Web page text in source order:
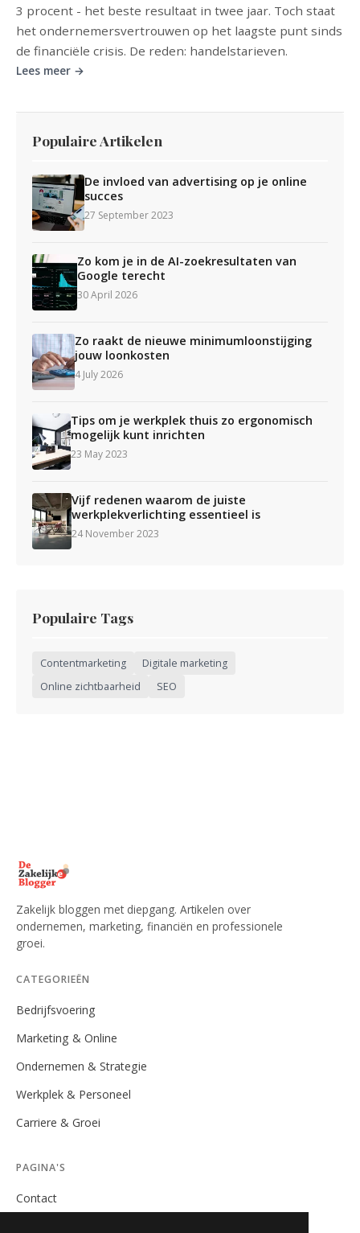
3 procent - het beste resultaat in twee jaar. Toch staat
het ondernemersvertrouwen op het laagste punt sinds
de financiële crisis. De reden: handelstarieven.
Lees meer →
Populaire Artikelen
De invloed van advertising op je online
succes
27 September 2023
Zo kom je in de AI-zoekresultaten van
Google terecht
30 April 2026
Zo raakt de nieuwe minimumloonstijging
jouw loonkosten
4 July 2026
Tips om je werkplek thuis zo ergonomisch
mogelijk kunt inrichten
23 May 2023
Vijf redenen waarom de juiste
werkplekverlichting essentieel is
24 November 2023
Populaire Tags
Contentmarketing
Digitale marketing
Online zichtbaarheid
SEO
Zakelijk bloggen met diepgang. Artikelen over
ondernemen, marketing, financiën en professionele
groei.
CATEGORIEËN
Bedrijfsvoering
Marketing & Online
Ondernemen & Strategie
Werkplek & Personeel
Carriere & Groei
PAGINA'S
Contact